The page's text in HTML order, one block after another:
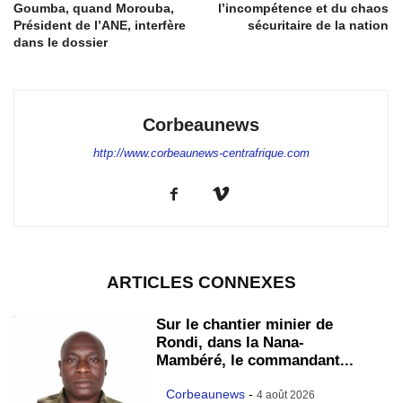
Goumba, quand Morouba,
Président de l’ANE, interfère
dans le dossier
l’incompétence et du chaos
sécuritaire de la nation
Corbeaunews
http://www.corbeaunews-centrafrique.com
ARTICLES CONNEXES
Sur le chantier minier de
Rondi, dans la Nana-
Mambéré, le commandant...
Corbeaunews - 4 août 2026